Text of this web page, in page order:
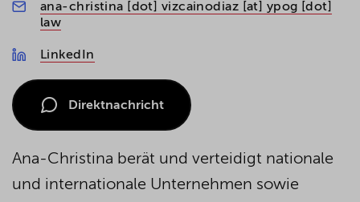
For more details, see the cookie settings and our
privacy policy
ana-christina [dot] vizcainodiaz [at] ypog [dot]
law
LinkedIn
Direktnachricht
Ana-Christina berät und verteidigt nationale
und internationale Unternehmen sowie